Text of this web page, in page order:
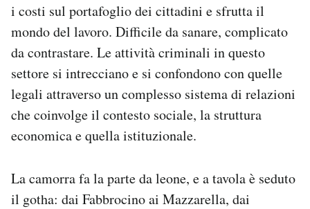
i costi sul portafoglio dei cittadini e sfrutta il
mondo del lavoro. Difficile da sanare, complicato
da contrastare. Le attività criminali in questo
settore si intrecciano e si confondono con quelle
legali attraverso un complesso sistema di relazioni
che coinvolge il contesto sociale, la struttura
economica e quella istituzionale.
La camorra fa la parte da leone, e a tavola è seduto
il gotha: dai Fabbrocino ai Mazzarella, dai